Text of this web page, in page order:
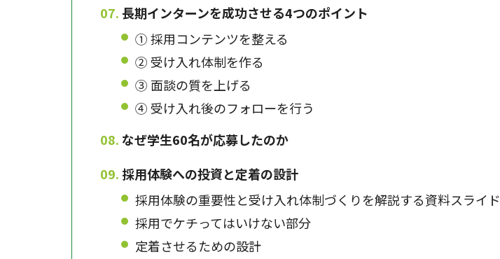
長期インターンを成功させる4つのポイント
① 採用コンテンツを整える
② 受け入れ体制を作る
③ 面談の質を上げる
④ 受け入れ後のフォローを行う
なぜ学生60名が応募したのか
採用体験への投資と定着の設計
採用体験の重要性と受け入れ体制づくりを解説する資料スライド
採用でケチってはいけない部分
定着させるための設計